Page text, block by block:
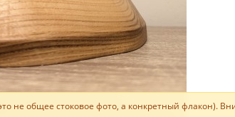
не общее стоковое фото, а конкретный флакон).